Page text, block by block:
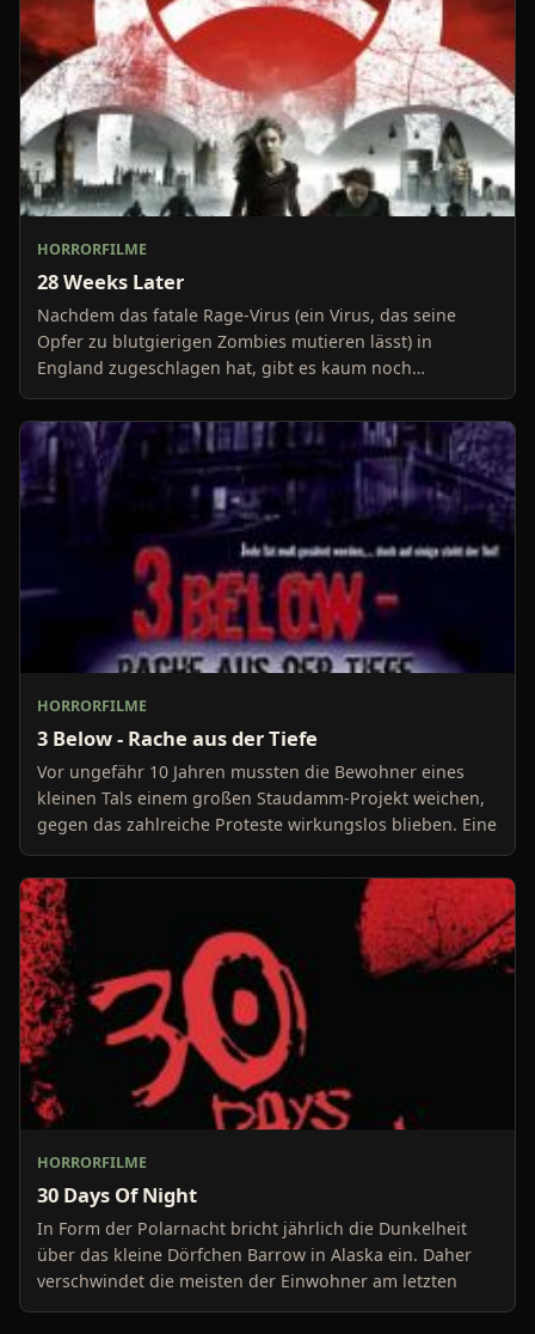
HORRORFILME
28 Weeks Later
Nachdem das fatale Rage-Virus (ein Virus, das seine
Opfer zu blutgierigen Zombies mutieren lässt) in
England zugeschlagen hat, gibt es kaum noch
Überlebende.
HORRORFILME
3 Below - Rache aus der Tiefe
Vor ungefähr 10 Jahren mussten die Bewohner eines
kleinen Tals einem großen Staudamm-Projekt weichen,
gegen das zahlreiche Proteste wirkungslos blieben. Eine
HORRORFILME
30 Days Of Night
In Form der Polarnacht bricht jährlich die Dunkelheit
über das kleine Dörfchen Barrow in Alaska ein. Daher
verschwindet die meisten der Einwohner am letzten